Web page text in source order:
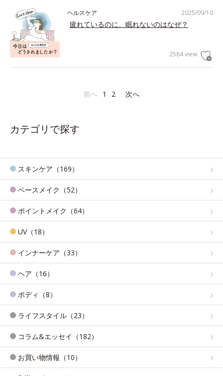
2025/09/10
ヘルスケア
疲れているのに、眠れないのはなぜ？
2584 view
前へ 1 2 次へ
カテゴリで探す
スキンケア（169）
ベースメイク（52）
ポイントメイク（64）
UV（18）
インナーケア（33）
ヘア（16）
ボディ（8）
ライフスタイル（23）
コラム&エッセイ（182）
お買い物情報（10）